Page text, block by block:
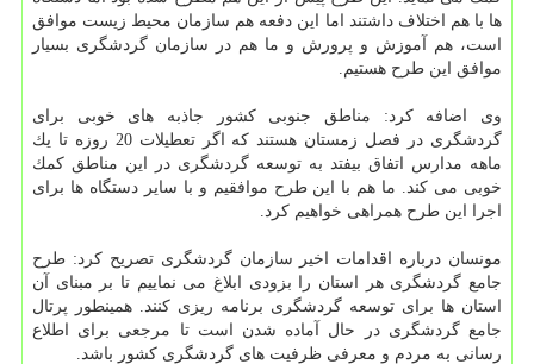
ها با هم اختلاف داشتند اما این دفعه هم سازمان محیط زیست موافق
است، هم آموزش و پرورش و ما هم در سازمان گردشگری بسیار
موافق این طرح هستیم.
وی اضافه كرد: مناطق جنوبی كشور جاذبه های خوبی برای
گردشگری در فصل زمستان هستند كه اگر تعطیلات 20 روزه تا یك
ماهه مدارس اتفاق بیفتد به توسعه گردشگری در این مناطق كمك
خوبی می كند. ما هم با این طرح موافقیم و با سایر دستگاه ها برای
اجرا این طرح همراهی خواهیم كرد.
مونسان درباره اقدامات اخیر سازمان گردشگری تصریح كرد: طرح
جامع گردشگری هر استان را بزودی ابلاغ می نماییم تا بر مبنای آن
استان ها برای توسعه گردشگری برنامه ریزی كنند. همینطور پرتال
جامع گردشگری در حال آماده شدن است تا مرجعی برای اطلاع
رسانی به مردم و معرفی ظرفیت های گردشگری كشور باشد.